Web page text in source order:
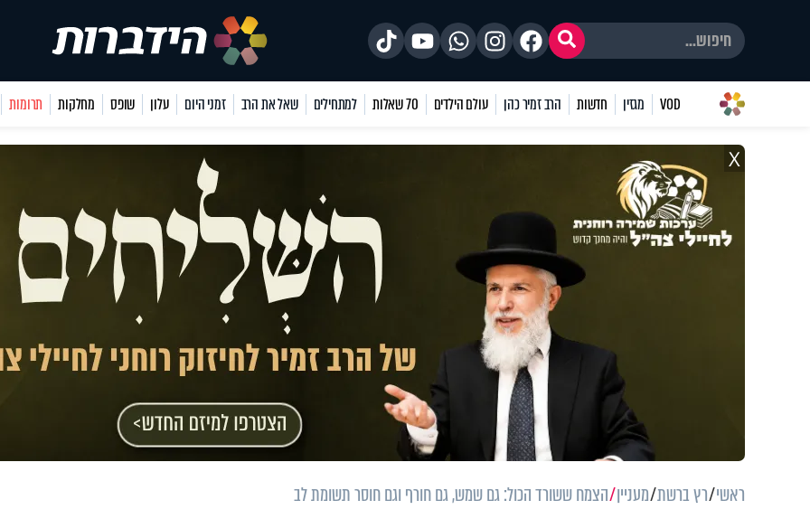
VOD מגזין חדשות הרב זמיר כהן עולם הילדים 70 שאלות למתחילים שאל את הרב זמני היום עלון שופס מחלקות תרומות
X
ראשי רץ ברשת מעניין הצמח ששורד הכול: גם שמש, גם חורף וגם חוסר תשומת לב